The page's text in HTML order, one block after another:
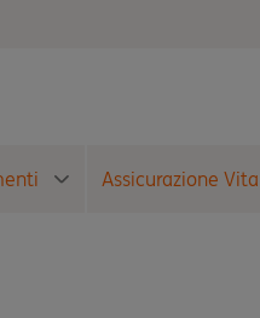
Assicurazione Vita